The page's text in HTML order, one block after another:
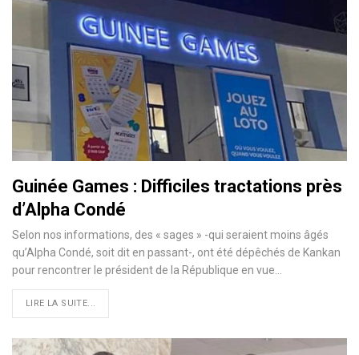
Guinée Games : Difficiles tractations près
d’Alpha Condé
Selon nos informations, des « sages » -qui seraient moins âgés
qu’Alpha Condé, soit dit en passant-, ont été dépêchés de Kankan
pour rencontrer le président de la République en vue…
LIRE LA SUITE...